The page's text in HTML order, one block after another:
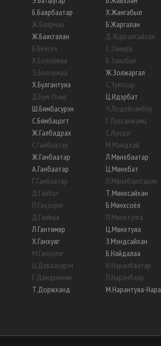
Б.Баярбаатар
Ж.Баярмаа
Ж.Баясгалан
Б.Бейсен
Х.Болормаа
Э.Болормаа
Х.Булгантуяа
Д.Бум-Очир
Ш.Бямбасүрэн
С.Бямбацогт
Ж.Галбадрах
С.Ганбаатар
Ж.Ганбаатар
А.Ганбаатар
Г.Ганбаатар
Д.Ганбат
П.Ганзориг
Д.Ганмаа
Л.Гантөмөр
Х.Ганхуяг
М.Ганхүлэг
Ц.Даваасүрэн
Г.Дамдинням
Т.Доржханд
Х.Жангабыл
Б.Жаргалан
Д.Жаргалсайхан
С.Замира
Б.Заяабал
Ж.Золжаргал
С.Зулпхар
Ц.Идэрбат
Ч.Лодойсамбуу
Г.Лувсанжамц
С.Лүндэг
М.Мандхай
Л.Мөнхбаатар
Ц.Мөнхбат
Л.Мөнхбаясгалан
Т.Мөнхсайхан
Б.Мөнхсоёл
П.Мөнхтулга
Ц.Мөнхтуяа
З.Мэндсайхан
Б.Найдалаа
Н.Наранбаатар
П.Наранбаяр
М.Нарантуяа-Нара